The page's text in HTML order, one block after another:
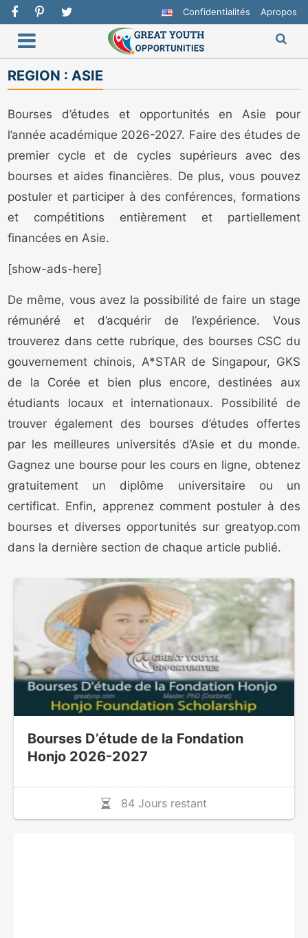
Confidentialités Apropos
REGION :ASIE
Bourses d’études et opportunités en Asie pour
l’année académique 2026-2027. Faire des études de
premier cycle et de cycles supérieurs avec des
bourses et aides financières. De plus, vous pouvez
postuler et participer à des conférences, formations
et compétitions entièrement et partiellement
financées en Asie.
[show-ads-here]
De même, vous avez la possibilité de faire un stage
rémunéré et d’acquérir de l’expérience. Vous
trouverez dans cette rubrique, des bourses CSC du
gouvernement chinois, A*STAR de Singapour, GKS
de la Corée et bien plus encore, destinées aux
étudiants locaux et internationaux. Possibilité de
trouver également des bourses d’études offertes
par les meilleures universités d’Asie et du monde.
Gagnez une bourse pour les cours en ligne, obtenez
gratuitement un diplôme universitaire ou un
certificat. Enfin, apprenez comment postuler à des
bourses et diverses opportunités sur greatyop.com
dans la dernière section de chaque article publié.
Bourses D’étude de la Fondation
Honjo 2026-2027
84 Jours restant